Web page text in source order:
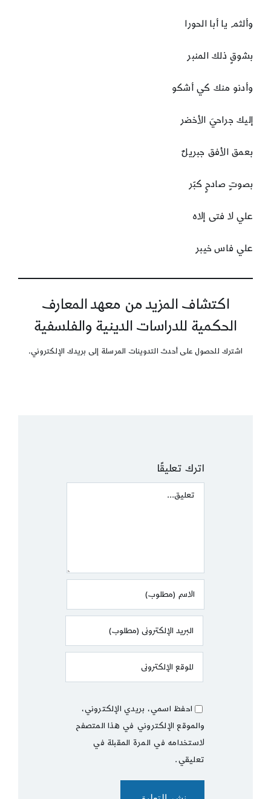
وألثم يا أبا الحورا
بشوقٍ ذلك المنبر
وأدنو منك كي أشكو
إليك جراحيَ الأخضر
بعمق الأفق جبريلٌ
بصوتٍ صادحٍ كبّر
علي لا فتى إلاه
علي فاس خيبر
اكتشاف المزيد من معهد المعارف
الحكمية للدراسات الدينية والفلسفية
اشترك للحصول على أحدث التدوينات المرسلة إلى بريدك الإلكتروني.
اترك تعليقًا
Comment
احفظ اسمي، بريدي الإلكتروني،
والموقع الإلكتروني في هذا المتصفح
لاستخدامه في المرة المقبلة في
تعليقي.